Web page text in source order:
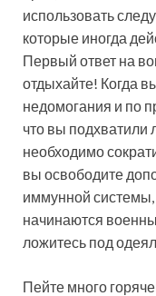
использовать
которые иногда
Первый ответ на
отдыхайте! Когда
недомогания и по
что вы подхватили
необходимо
вы освободите
иммунной системы,
начинаются
ложитесь под
Пейте много